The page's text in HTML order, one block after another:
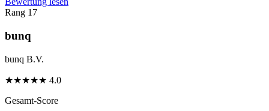
Rang 17
bunq
bunq B.V.
★★★★★ 4.0
Gesamt-Score